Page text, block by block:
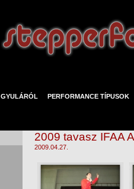
GYULÁRÓL PERFORMANCE TÍPUSOK
2009 tavasz IFAA
2009.04.27.